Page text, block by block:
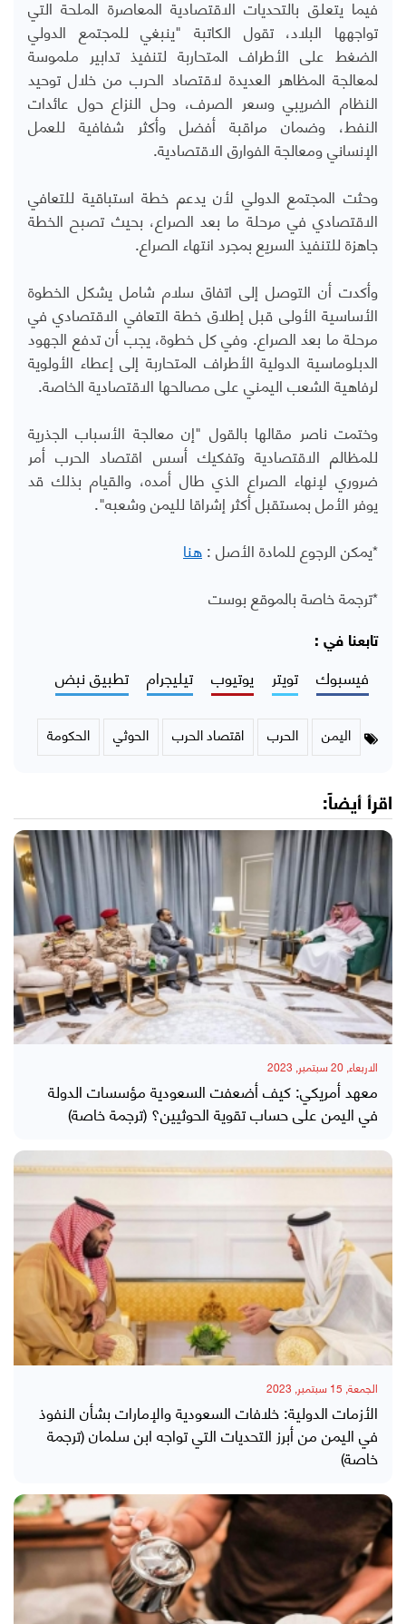
فيما يتعلق بالتحديات الاقتصادية المعاصرة الملحة التي
تواجهها البلاد، تقول الكاتبة "ينبغي للمجتمع الدولي
الضغط على الأطراف المتحاربة لتنفيذ تدابير ملموسة
لمعالجة المظاهر العديدة لاقتصاد الحرب من خلال توحيد
النظام الضريبي وسعر الصرف، وحل النزاع حول عائدات
النفط، وضمان مراقبة أفضل وأكثر شفافية للعمل
الإنساني ومعالجة الفوارق الاقتصادية.
وحثت المجتمع الدولي لأن يدعم خطة استباقية للتعافي
الاقتصادي في مرحلة ما بعد الصراع، بحيث تصبح الخطة
جاهزة للتنفيذ السريع بمجرد انتهاء الصراع.
وأكدت أن التوصل إلى اتفاق سلام شامل يشكل الخطوة
الأساسية الأولى قبل إطلاق خطة التعافي الاقتصادي في
مرحلة ما بعد الصراع. وفي كل خطوة، يجب أن تدفع الجهود
الدبلوماسية الدولية الأطراف المتحاربة إلى إعطاء الأولوية
لرفاهية الشعب اليمني على مصالحها الاقتصادية الخاصة.
وختمت ناصر مقالها بالقول "إن معالجة الأسباب الجذرية
للمظالم الاقتصادية وتفكيك أسس اقتصاد الحرب أمر
ضروري لإنهاء الصراع الذي طال أمده، والقيام بذلك قد
يوفر الأمل بمستقبل أكثر إشراقا لليمن وشعبه".
*يمكن الرجوع للمادة الأصل :هنا
*ترجمة خاصة بالموقع بوست
تابعنا في :
فيسبوك تويتر يوتيوب تيليجرام تطبيق نبض
اليمن الحرب اقتصاد الحرب الحوثي الحكومة
اقرأ أيضاً:
الاربعاء, 20 سبتمبر, 2023
معهد أمريكي: كيف أضعفت السعودية مؤسسات الدولة
في اليمن على حساب تقوية الحوثيين؟ (ترجمة خاصة)
الجمعة, 15 سبتمبر, 2023
الأزمات الدولية: خلافات السعودية والإمارات بشأن النفوذ
في اليمن من أبرز التحديات التي تواجه ابن سلمان (ترجمة
خاصة)